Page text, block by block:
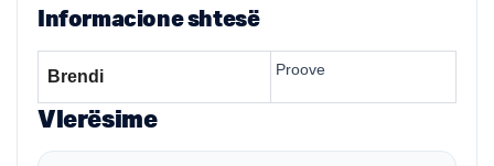
Informacione shtesë
Brendi Proove
Vlerësime